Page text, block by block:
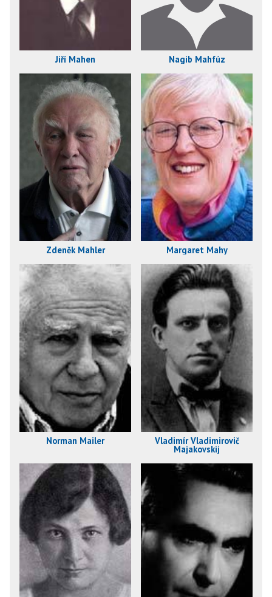
Jiří Mahen Nagib Mahfúz
Zdeněk Mahler Margaret Mahy
Norman Mailer Vladimír Vladimirovič
Majakovskij